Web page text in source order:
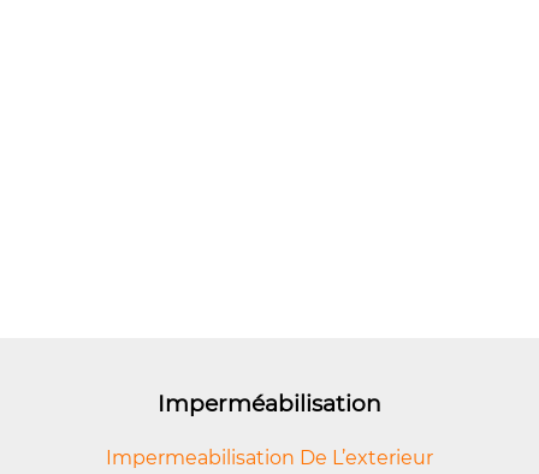
Imperméabilisation
Impermeabilisation De L’exterieur